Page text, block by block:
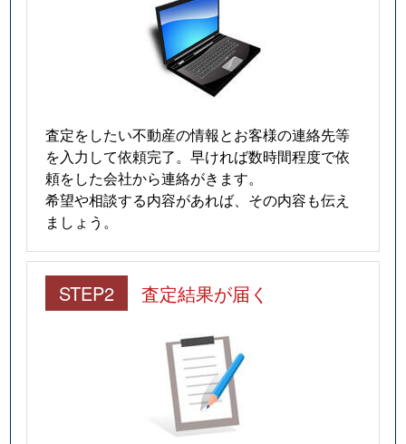
査定をしたい不動産の情報とお客様の連絡先等
を入力して依頼完了。早ければ数時間程度で依
頼をした会社から連絡がきます。
希望や相談する内容があれば、その内容も伝え
ましょう。
STEP2 査定結果が届く